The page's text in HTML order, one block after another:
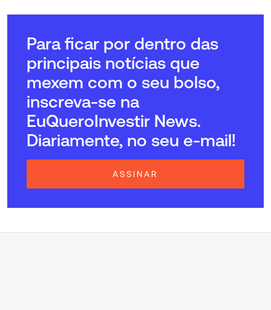
Para ficar por dentro das
principais notícias que
mexem com o seu bolso,
inscreva-se na
EuQueroInvestir News.
Diariamente, no seu e-mail!
ASSINAR